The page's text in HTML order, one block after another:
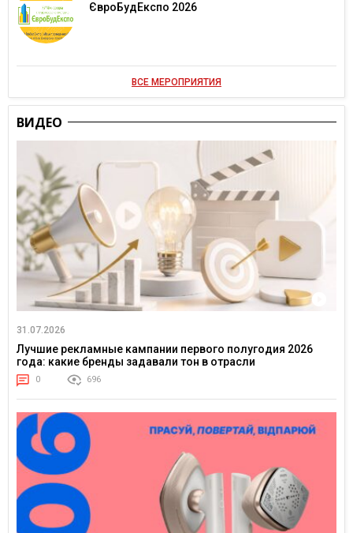
ЄвроБудЕкспо 2026
ВСЕ МЕРОПРИЯТИЯ
ВИДЕО
31.07.2026
Лучшие рекламные кампании первого полугодия 2026
года: какие бренды задавали тон в отрасли
0 696